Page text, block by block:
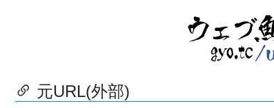
元URL(外部)